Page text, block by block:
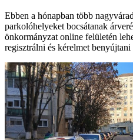
Ebben a hónapban több
parkolóhelyeket bocsátanak
önkormányzat online felületén
regisztrálni és kérelmet benyújtani